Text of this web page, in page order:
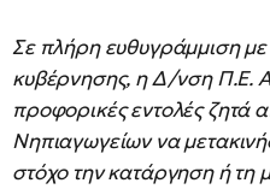
Σε πλήρη ευθυγράμμιση με
κυβέρνησης, η Δ/νση Π.Ε.
προφορικές εντολές ζητά
Νηπιαγωγείων να
στόχο την κατάργηση ή τη